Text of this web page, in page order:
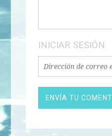
INICIAR SESIÓN